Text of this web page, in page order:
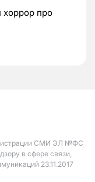
про
СМИ ЭЛ №ФС
в сфере связи,
23.11.2017